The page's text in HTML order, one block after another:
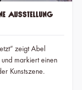
Ausstellung
zeigt Abel
markiert einen
Kunstszene.